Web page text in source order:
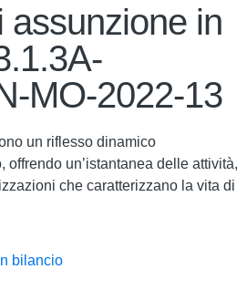
assunzione in
MO-2022-13
un riflesso dinamico
offrendo un’istantanea delle attività,
che caratterizzano la vita di
bilancio